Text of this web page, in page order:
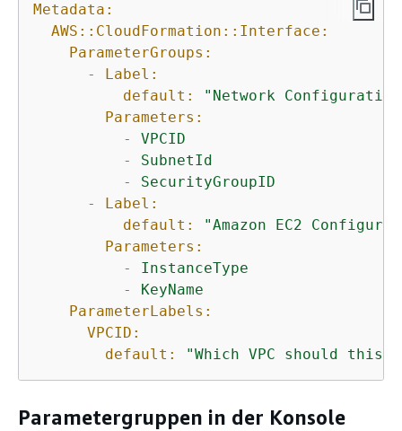
Metadata:
AWS::CloudFormation::Interface:
ParameterGroups:
-
Label:
default:
"Network
Parameters:
-
VPCID
-
SubnetId
-
SecurityGroupID
-
Label:
default:
"Amazon EC2
Parameters:
-
InstanceType
-
KeyName
ParameterLabels:
VPCID:
default:
"Which VPC should this
Parametergruppen in der Konsole